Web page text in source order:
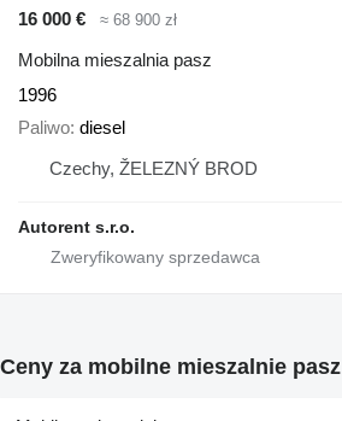
16 000 €
≈ 68 900 zł
Mobilna mieszalnia pasz
1996
Paliwo diesel
Czechy, ŽELEZNÝ BROD
Autorent s.r.o.
Ceny za mobilne mieszalnie pasz